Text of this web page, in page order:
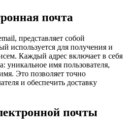
почта
представляет собой
используется для получения и
Каждый адрес включает в себя
уникальное имя пользователя,
Это позволяет точно
и обеспечить доставку
почты